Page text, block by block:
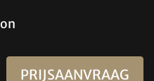
PRIJSAANVRAAG